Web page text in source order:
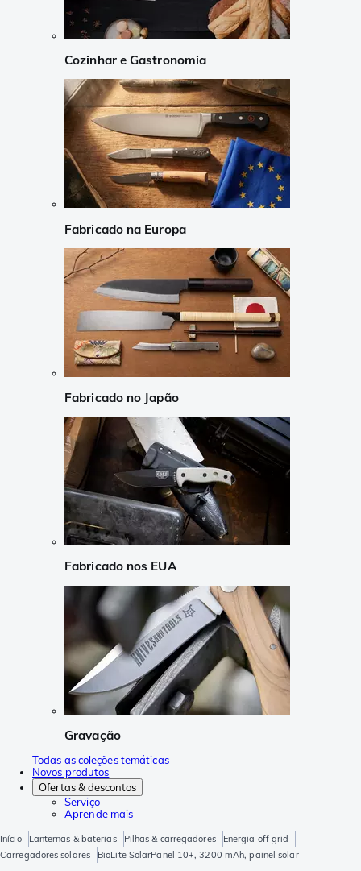
Cozinhar e Gastronomia
Fabricado na Europa
Fabricado no Japão
Fabricado nos EUA
Gravação
Todas as coleções temáticas
Novos produtos
Ofertas & descontos
Serviço
Aprende mais
Início Lanternas & baterias Pilhas & carregadores
Energia off grid
Carregadores solares
BioLite SolarPanel 10+, 3200 mAh, painel solar